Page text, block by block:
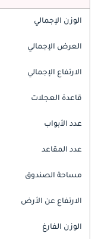
الوزن الإجمالي
العرض الإجمالي
الارتفاع الإجمالي
قاعدة العجلات
عدد الأبواب
عدد المقاعد
مساحة الصندوق
الارتفاع عن الأرض
الوزن الفارغ